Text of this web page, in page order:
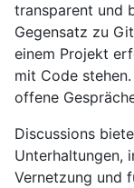
transparent und
Gegensatz zu
einem Projekt
mit Code
offene
Discussions
Unterhaltungen,
Vernetzung und